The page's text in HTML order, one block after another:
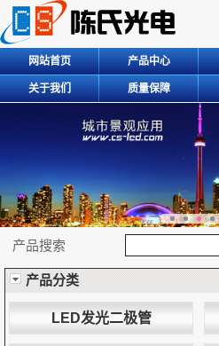
网站首页 产品中心
关于我们 质量保障
产品搜索
产品分类
LED发光二极管